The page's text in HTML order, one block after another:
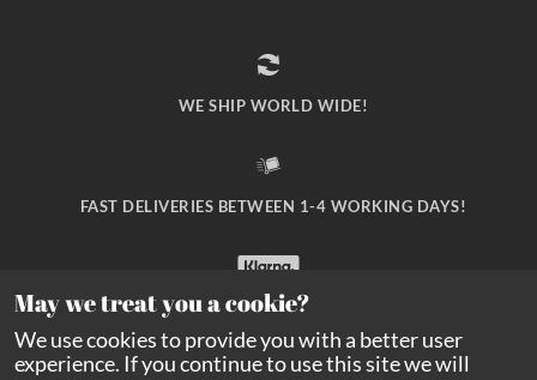
WE SHIP WORLD WIDE!
FAST DELIVERIES BETWEEN 1-4 WORKING DAYS!
SAFE PAYMENT WITH KLARNA CHECKOUT!
May we treat you a cookie?
We use cookies to provide you with a better user
experience. If you continue to use this site we will